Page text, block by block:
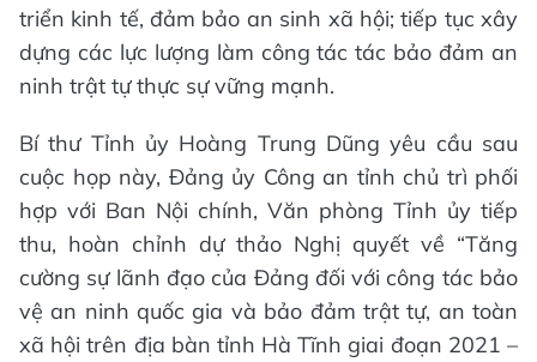
triển kinh tế, đảm bảo an sinh xã hội; tiếp tục xây
dựng các lực lượng làm công tác tác bảo đảm an
ninh trật tự thực sự vững mạnh.
Bí thư Tỉnh ủy Hoàng Trung Dũng yêu cầu sau
cuộc họp này, Đảng ủy Công an tỉnh chủ trì phối
hợp với Ban Nội chính, Văn phòng Tỉnh ủy tiếp
thu, hoàn chỉnh dự thảo Nghị quyết về “Tăng
cường sự lãnh đạo của Đảng đối với công tác bảo
vệ an ninh quốc gia và bảo đảm trật tự, an toàn
xã hội trên địa bàn tỉnh Hà Tĩnh giai đoạn 2021 –